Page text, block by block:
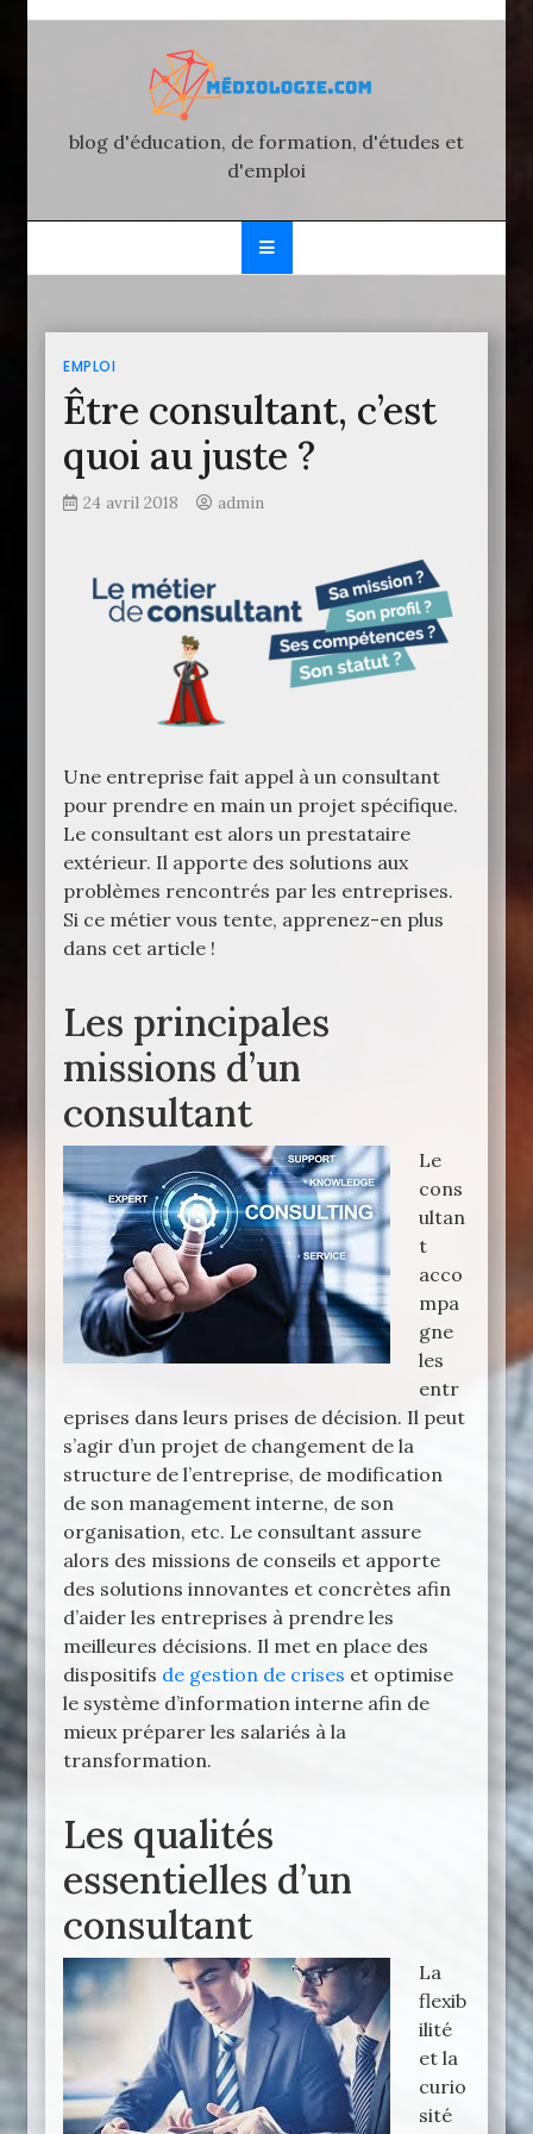
blog d'éducation, de formation, d'études et
d'emploi
EMPLOI
Être consultant, c’est
quoi au juste ?
24 avril 2018 admin
Une entreprise fait appel à un consultant
pour prendre en main un projet spécifique.
Le consultant est alors un prestataire
extérieur. Il apporte des solutions aux
problèmes rencontrés par les entreprises.
Si ce métier vous tente, apprenez-en plus
dans cet article !
Les principales
missions d’un
consultant
Le
cons
ultan
t
acco
mpa
gne
les
entr
eprises dans leurs prises de décision. Il peut
s’agir d’un projet de changement de la
structure de l’entreprise, de modification
de son management interne, de son
organisation, etc. Le consultant assure
alors des missions de conseils et apporte
des solutions innovantes et concrètes afin
d’aider les entreprises à prendre les
meilleures décisions. Il met en place des
dispositifs de gestion de crises et optimise
le système d’information interne afin de
mieux préparer les salariés à la
transformation.
Les qualités
essentielles d’un
consultant
La
flexib
ilité
et la
curio
sité